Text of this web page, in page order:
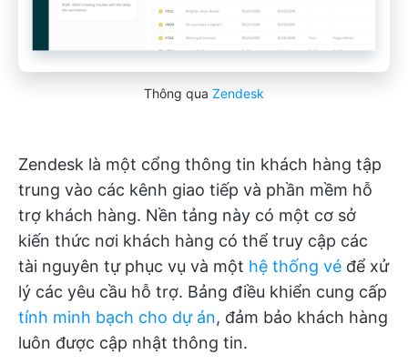
Thông qua Zendesk
Zendesk là một cổng thông tin khách hàng tập
trung vào các kênh giao tiếp và phần mềm hỗ
trợ khách hàng. Nền tảng này có một cơ sở
kiến thức nơi khách hàng có thể truy cập các
tài nguyên tự phục vụ và một hệ thống vé để xử
lý các yêu cầu hỗ trợ. Bảng điều khiển cung cấp
tính minh bạch cho dự án, đảm bảo khách hàng
luôn được cập nhật thông tin.